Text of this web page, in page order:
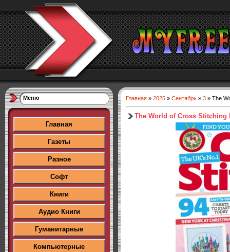
Меню
Главная
Газеты
Разное
Софт
Книги
Аудио Книги
Гуманитарные
Компьютерные
Главная » 2025 » Сентябрь » 3 » The
The World of Cross Stitching